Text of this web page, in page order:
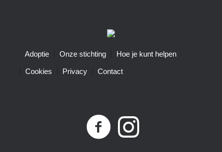
Adoptie Onze stichting Hoe je kunt helpen
Cookies Privacy Contact